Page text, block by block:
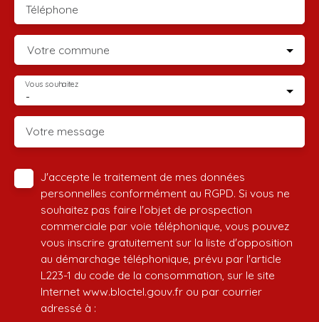
Téléphone
Votre commune
-
Vous souhaitez
Votre message
J'accepte le traitement de mes données
personnelles conformément au RGPD. Si vous ne
souhaitez pas faire l'objet de prospection
commerciale par voie téléphonique, vous pouvez
vous inscrire gratuitement sur la liste d'opposition
au démarchage téléphonique, prévu par l'article
L223-1 du code de la consommation, sur le site
Internet www.bloctel.gouv.fr ou par courrier
adressé à :